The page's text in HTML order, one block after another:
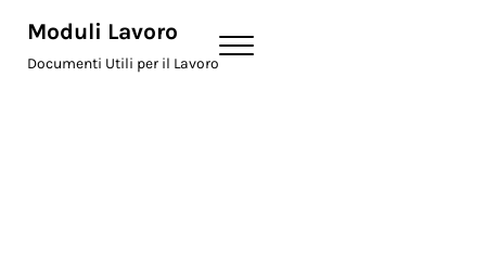
Moduli Lavoro
Documenti Utili per il Lavoro
Menu